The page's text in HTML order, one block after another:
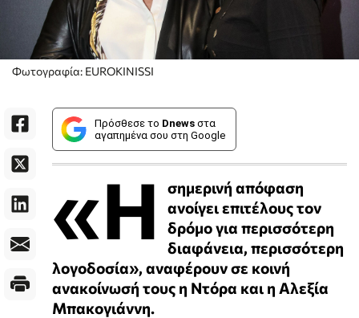
Φωτογραφία: EUROKINISSI
Πρόσθεσε το Dnews στα
αγαπημένα σου στη Google
«Η
σημερινή απόφαση
ανοίγει επιτέλους τον
δρόμο για περισσότερη
διαφάνεια, περισσότερη
λογοδοσία», αναφέρουν σε κοινή
ανακοίνωσή τους η Ντόρα και η Αλεξία
Μπακογιάννη.